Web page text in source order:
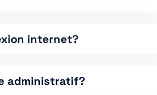
internet?
administratif?